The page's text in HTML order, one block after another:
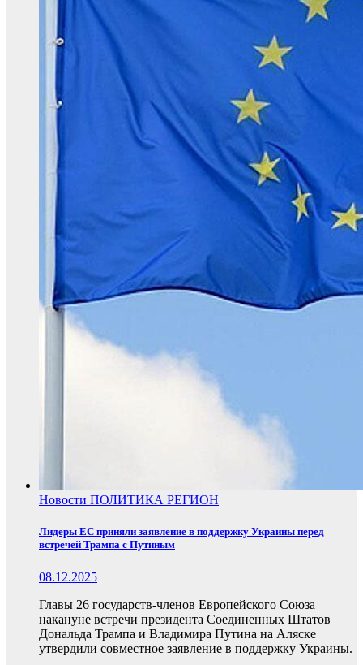
Новости ПОЛИТИКА РЕГИОН
Лидеры ЕС приняли заявление в поддержку Украины перед
встречей Трампа с Путиным
08.12.2025
Главы 26 государств-членов Европейского Союза
накануне встречи президента Соединенных Штатов
Дональда Трампа и Владимира Путина на Аляске
утвердили совместное заявление в поддержку Украины.